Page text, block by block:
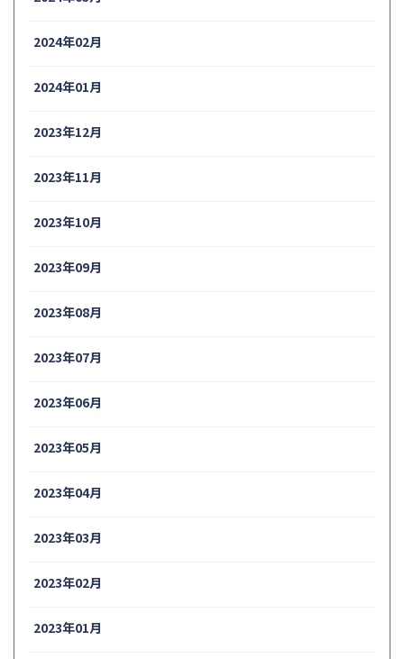
2024年02月
2024年01月
2023年12月
2023年11月
2023年10月
2023年09月
2023年08月
2023年07月
2023年06月
2023年05月
2023年04月
2023年03月
2023年02月
2023年01月